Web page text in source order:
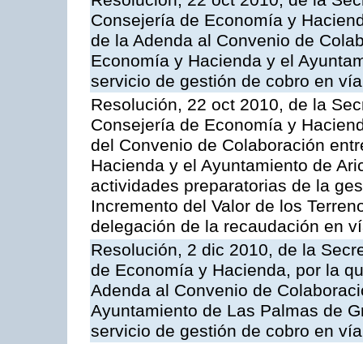
Consejería de Economía y
de la Adenda al Convenio de
Economía y Hacienda y el
servicio de gestión de cobro en
Resolución, 22 oct 2010, de la
Consejería de Economía y
del Convenio de Colaboración
Hacienda y el Ayuntamiento de
actividades preparatorias de la
Incremento del Valor de los
delegación de la recaudación en
Resolución, 2 dic 2010, de la
de Economía y Hacienda, por la
Adenda al Convenio de
Ayuntamiento de Las Palmas de
servicio de gestión de cobro en